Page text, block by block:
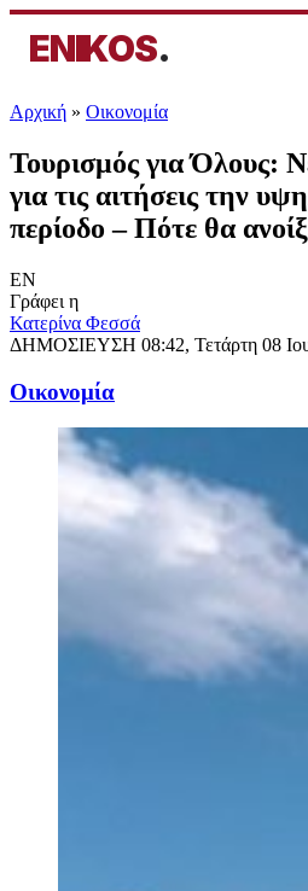
ENIKOS.
Αρχική » Oικονομία
Τουρισμός για Όλους:
για τις αιτήσεις την
περίοδο – Πότε θα
EN
Γράφει η
Κατερίνα Φεσσά
ΔΗΜΟΣΙΕΥΣΗ 08:42, Τετάρτη 08
Oικονομία